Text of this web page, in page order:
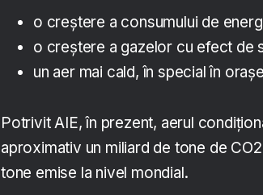
o creștere a consumului de
o creștere a gazelor cu efect de
un aer mai cald, în special în
Potrivit AIE, în prezent, aerul
aproximativ un miliard de tone de
tone emise la nivel mondial.